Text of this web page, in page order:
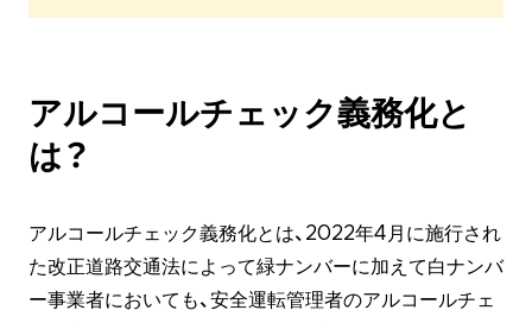
アルコールチェック義務化と
は？
アルコールチェック義務化とは、2022年4月に施行され
た改正道路交通法によって緑ナンバーに加えて白ナンバ
ー事業者においても、安全運転管理者のアルコールチェ